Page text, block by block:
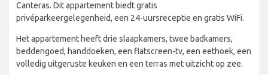
Canteras. Dit appartement biedt gratis
privéparkeergelegenheid, een 24-uursreceptie en gratis WiFi.
Het appartement heeft drie slaapkamers, twee badkamers,
beddengoed, handdoeken, een flatscreen-tv, een eethoek, een
volledig uitgeruste keuken en een terras met uitzicht op zee.